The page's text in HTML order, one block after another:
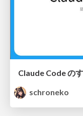
Claude Code の
schroneko